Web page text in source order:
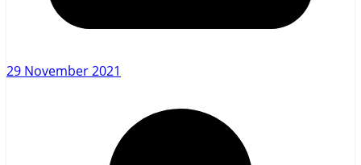
29 November 2021